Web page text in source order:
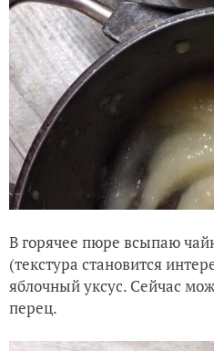
В горячее пюре всыпаю
(текстура становится
яблочный уксус. Сейчас
перец.